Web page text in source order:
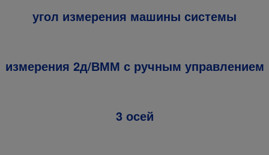
угол измерения машины системы
измерения 2д/ВММ с ручным управлением
3 осей